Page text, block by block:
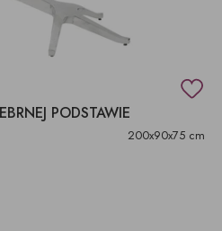
PODSTAWIE
200x90x75 cm